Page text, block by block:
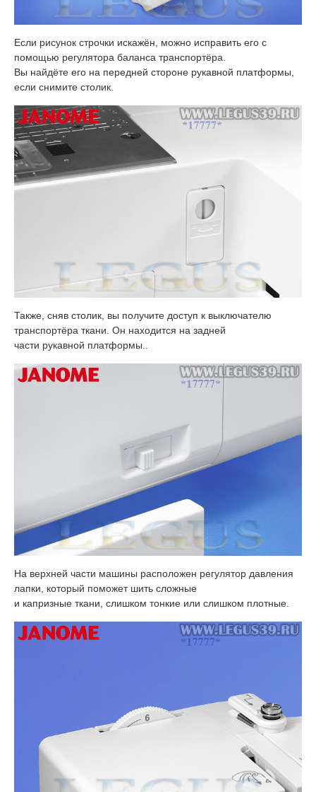
Если рисунок строчки искажён, можно исправить его с
помощью регулятора баланса транспортёра.
Вы найдёте его на передней стороне рукавной платформы,
если снимите столик.
Также, сняв столик, вы получите доступ к выключателю
транспортёра ткани. Он находится на задней
части рукавной платформы..
На верхней части машины расположен регулятор давления
лапки, который поможет шить сложные
и капризные ткани, слишком тонкие или слишком плотные.